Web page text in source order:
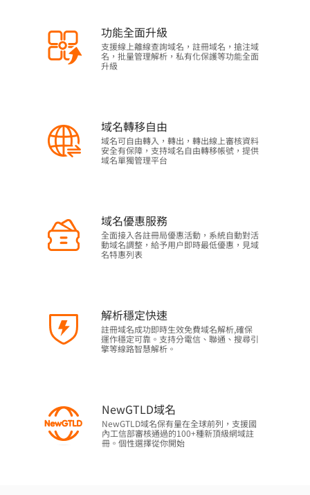
功能全面升級
支援線上離線查詢域名，註冊域名，搶注域
名，批量管理解析，私有化保護等功能全面
升級
域名轉移自由
域名可自由轉入，轉出，轉出線上審核資料
安全有保障，支持域名自由轉移帳號，提供
域名單獨管理平台
域名優惠服務
全面接入各註冊局優惠活動，系統自動對活
動域名調整，給予用户即時最低優惠，見域
名特惠列表
解析穩定快速
註冊域名成功即時生效免費域名解析,確保
運作穩定可靠。支持分電信、聯通、搜尋引
擎等線路智慧解析。
NewGTLD域名
NewGTLD域名保有量在全球前列，支援國
內工信部審核通過的100+種新頂級網域註
冊。個性選擇從你開始